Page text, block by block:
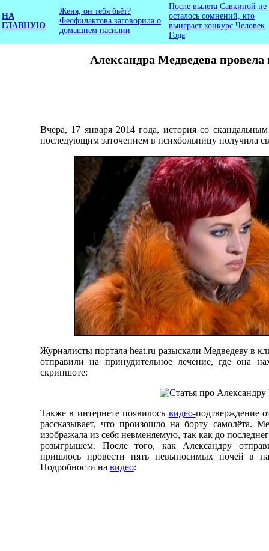
Александра Медведева
НА
ГЛАВНУЮ
Женя, он тебя бьёт?
Феофилактова заговорила о
домашнем насилии
После вылета Савкиной не
осталось сомнений, кто
выиграет конкурс Человек
Года
Вчера, 17 января 2014 года, история со
последующим заточением в психбольницу получила
Журналисты портала heat.ru разыскали Медведеву в
отправили на принудительное лечение, где она
скриншоте:
Также в интернете появилось видео-подтверждение
рассказывает, что произошло на борту самолёта.
изображала из себя невменяемую, так как до
розыгрышем. После того, как Александру
пришлось провести пять невыносимых ночей в
Подробности на видео: